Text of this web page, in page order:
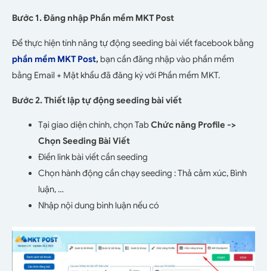
Bước 1. Đăng nhập Phần mềm MKT Post
Để thực hiện tính năng tự động seeding bài viết facebook bằng
phần mềm MKT Post, bạn cần đăng nhập vào phần mềm
bằng Email + Mật khẩu đã đăng ký với Phần mềm MKT.
Bước 2. Thiết lập tự động seeding bài viết
Tại giao diện chính, chọn TabChức năng Profile ->
Chọn Seeding Bài Viết
Điền link bài viết cần seeding
Chọn hành động cần chạy seeding : Thả cảm xúc, Bình
luận, …
Nhập nội dung bình luận nếu có